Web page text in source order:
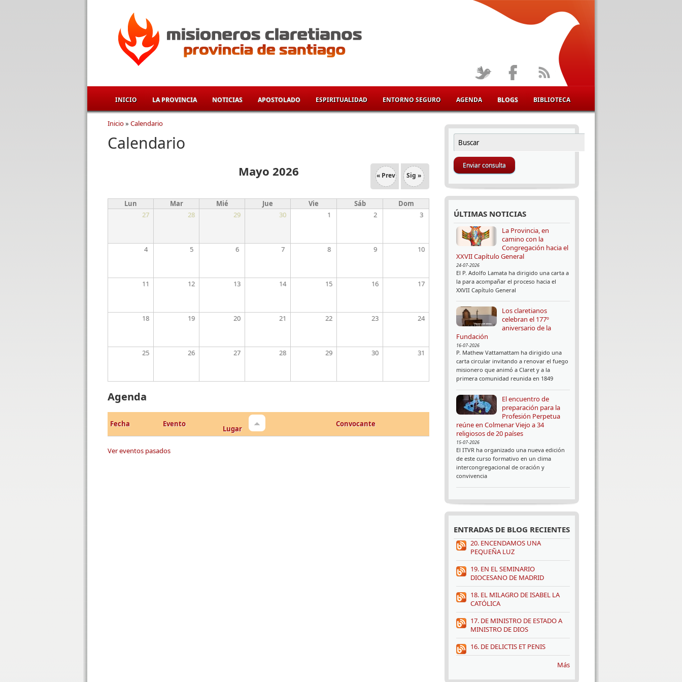
INICIO LA PROVINCIA NOTICIAS APOSTOLADO ESPIRITUALIDAD ENTORNO SEGURO AGENDA BLOGS BIBLIOTECA
Se encuentra usted aquí
Inicio» Calendario
Calendario
Mayo 2026 « Prev Sig »
Lun Mar Mié Jue Vie Sáb
Dom
27
28 29 30 1 2 3
4 5 6 7 8 9 10
11 12 13 14 15 16 17
18 19 20 21 22 23 24
25 26 27 28 29 30 31
Agenda
Fecha Evento
Lugar
Convocante
Ver eventos pasados
FORMULARIO DE BÚSQUEDA
Buscar
ÚLTIMAS NOTICIAS
La Provincia, en
camino con la
Congregación hacia el
XXVII Capítulo General
24-07-2026
El P. Adolfo Lamata ha dirigido una carta a
la para acompañar el proceso hacia el
XXVII Capítulo General
Los claretianos
celebran el 177º
aniversario de la
Fundación
16-07-2026
P. Mathew Vattamattam ha dirigido una
carta circular invitando a renovar el fuego
misionero que animó a Claret y a la
primera comunidad reunida en 1849
El encuentro de
preparación para la
Profesión Perpetua
reúne en Colmenar Viejo a 34
religiosos de 20 países
15-07-2026
El ITVR ha organizado una nueva edición
de este curso formativo en un clima
intercongregacional de oración y
convivencia
ENTRADAS DE BLOG RECIENTES
20. ENCENDAMOS UNA
PEQUEÑA LUZ
19. EN EL SEMINARIO
DIOCESANO DE MADRID
18. EL MILAGRO DE ISABEL LA
CATÓLICA
17. DE MINISTRO DE ESTADO A
MINISTRO DE DIOS
16. DE DELICTIS ET PENIS
Más